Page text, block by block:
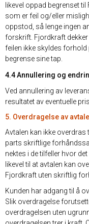
likevel oppad begrenset
som er feil og/eller
oppstod, så lenge ingen
forskrift. Fjordkraft
feilen ikke skyldes forhold
begrense sine tap.
4.4 Annullering og
Ved annullering av
resultatet av eventuelle
5. Overdragelse av
Avtalen kan ikke overdras
parts skriftlige
nektes i de tilfeller hvor
likevel til at avtalen kan
Fjordkraft uten skriftlig
Kunden har adgang til å
Slik overdragelse
overdragelsen uten